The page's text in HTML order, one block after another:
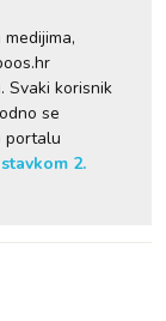
Svaki korisnik
se
portalu
2.